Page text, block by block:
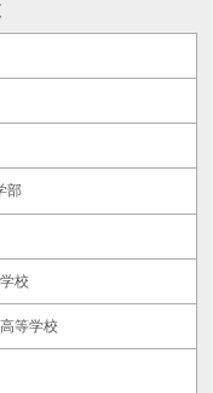
部
校
等学校